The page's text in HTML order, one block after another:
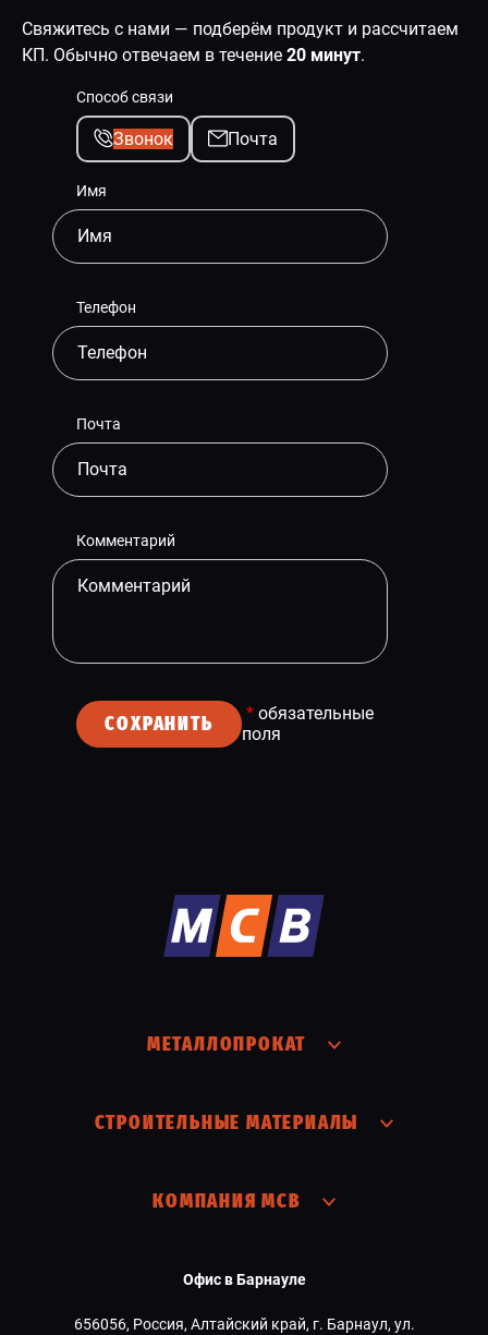
Свяжитесь с нами — подберём продукт и рассчитаем
КП. Обычно отвечаем в течение 20 минут.
Способ связи
Звонок Почта
Имя
Телефон
Почта
Комментарий
СОХРАНИТЬ * обязательные
поля
МЕТАЛЛОПРОКАТ
СТРОИТЕЛЬНЫЕ МАТЕРИАЛЫ
КОМПАНИЯ МСВ
Офис в Барнауле
656056, Россия, Алтайский край, г. Барнаул, ул.